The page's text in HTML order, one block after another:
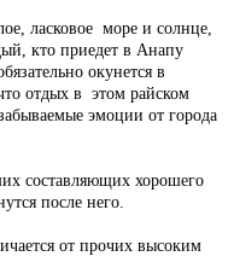
ласковое море и солнце,
кто приедет в Анапу
окунется в
отдых в этом райском
эмоции от города
составляющих хорошего
после него.
от прочих высоким